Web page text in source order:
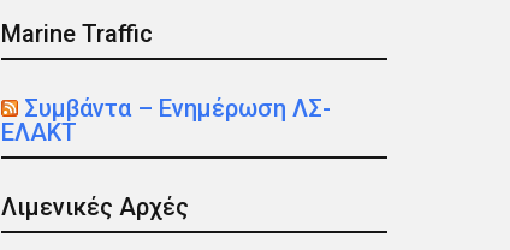
Marine Traffic
Συμβάντα – Ενημέρωση ΛΣ-
ΕΛΑΚΤ
Λιμενικές Αρχές